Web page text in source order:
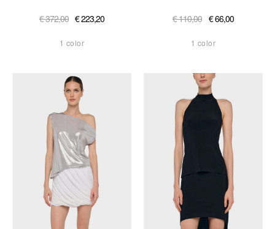
€ 372,00 € 223,20
1 color
€ 110,00 € 66,00
1 color